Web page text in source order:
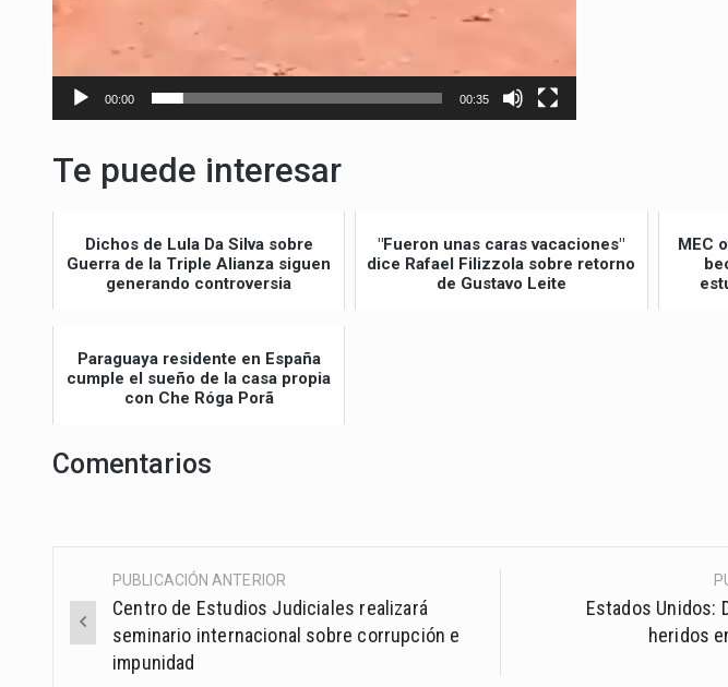
00:00 00:35
Te puede interesar
Dichos de Lula Da Silva sobre
Guerra de la Triple Alianza siguen
generando controversia
"Fueron unas caras vacaciones"
dice Rafael Filizzola sobre retorno
de Gustavo Leite
MEC
Paraguaya residente en España
cumple el sueño de la casa propia
con Che Róga Porã
Comentarios
Post
navigation
PUBLICACIÓN ANTERIOR
Centro de Estudios Judiciales realizará
seminario internacional sobre corrupción e
impunidad
Estados Unidos:
heridos